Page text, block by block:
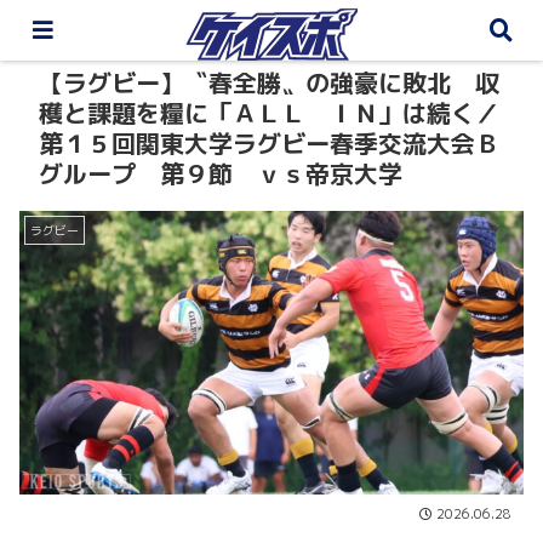
【ラグビー】〝春全勝〟の強豪に敗北 収
穫と課題を糧に「ＡＬＬ ＩＮ」は続く／
第１５回関東大学ラグビー春季交流大会Ｂ
グループ 第９節 ｖｓ帝京大学
ラグビー
2026.06.28